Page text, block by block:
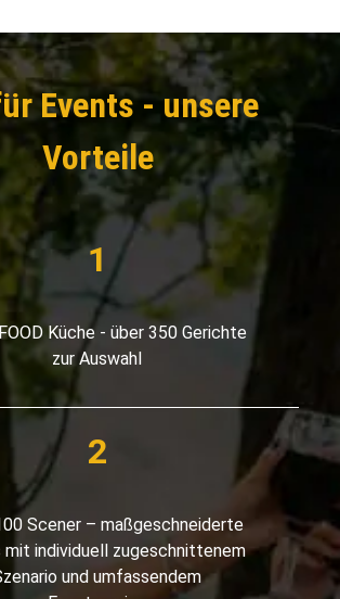
Events - unsere
Vorteile
Küche - über 350 Gerichte
zur Auswahl
Scener – maßgeschneiderte
mit individuell zugeschnittenem
und umfassendem